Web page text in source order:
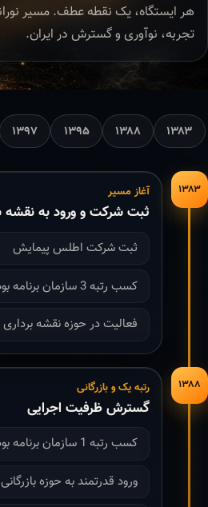
هر ایستگاه، یک نقطه عطف. مسیر
تجربه، نوآوری و گسترش در ایران.
۱۳۸۳ ۱۳۸۸ ۱۳۹۵ ۱۳۹۷
۱۳۸۳ آغاز مسیر
ثبت شرکت و ورود به نقشه
ثبت شرکت اطلس پیمایش
کسب رتبه 3 سازمان برنامه بودجه
فعالیت در حوزه نقشه برداری
۱۳۸۸ رتبه یک و بازرگانی
گسترش ظرفیت اجرایی
کسب رتبه 1 سازمان برنامه بودجه
ورود قدرتمند به حوزه بازرگانی